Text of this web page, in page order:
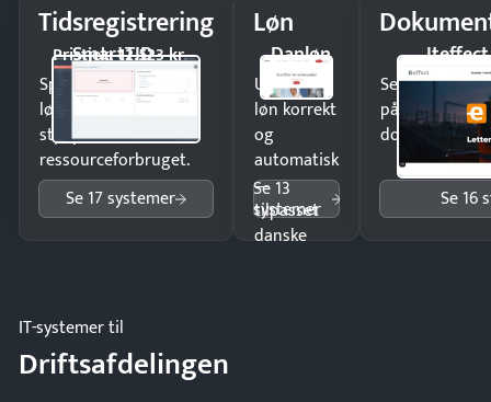
Tidsregistrering
SmartTID
Pristjek: 12.523 kr
Spar tid på
lønberegning og få
styr på
ressourceforbruget.
Se 17 systemer
Løn
Danløn
Udbetal
løn korrekt
og
automatisk
—
tilpasset
danske
Se 13
systemer
Iteffect
Send
på minutter
dokumenter.
Se 16
IT-systemer til
Driftsafdelingen